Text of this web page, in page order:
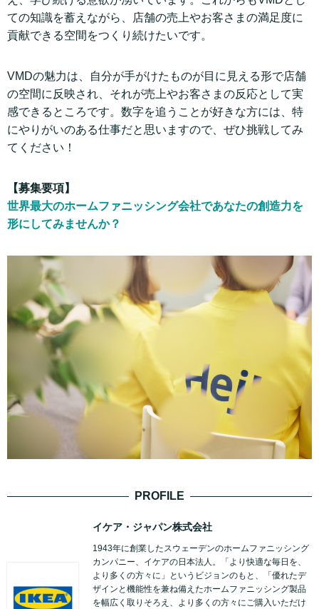
ての知識を蓄えながら、店舗の売上やお客さまの満足度に
貢献できる空間をつくり続けたいです。
VMDの魅力は、自分が手がけたものが目に見える形で店舗
の空間に反映され、それが売上やお客さまの反応として実
感できるところです。数字を追うことが好きな方には、特
にやりがいのある仕事だと思いますので、ぜひ挑戦してみ
てください！
【募集要項】
世界最大のホームファニッシング会社であなたの創造力を
形にしてみませんか？
PROFILE
イケア・ジャパン株式会社
1943年に創業したスウェーデンのホームファニッシング
カンパニー、イケアの日本法人。「より快適な毎日を、
より多くの方々に」というビジョンのもと、「優れたデ
ザインと機能性を兼ね備えたホームファニッシング製品
を幅広く取りそろえ、より多くの方々にご購入いただけ